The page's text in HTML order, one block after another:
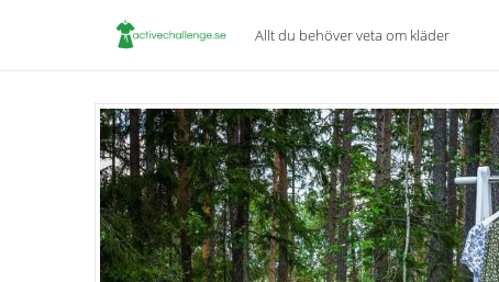
Allt du behöver veta om kläder